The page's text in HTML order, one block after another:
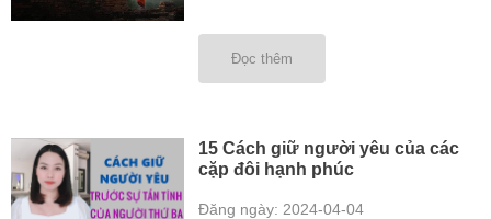
Đọc thêm
15 Cách giữ người yêu của các
cặp đôi hạnh phúc
Đăng ngày: 2024-04-04